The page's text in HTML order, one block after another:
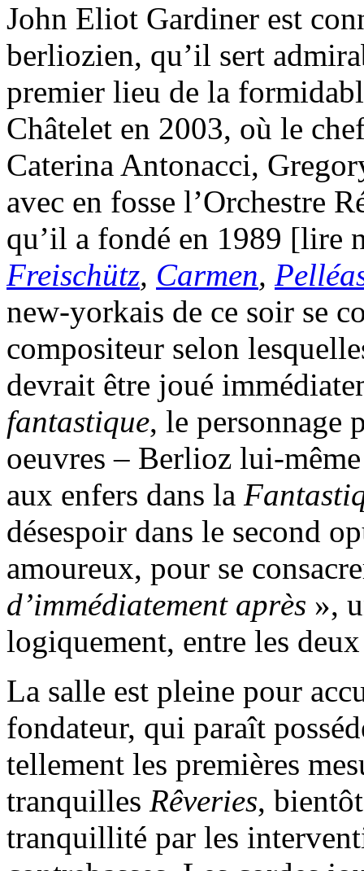
John Eliot Gardiner est
berliozien, qu’il sert
premier lieu de la
Châtelet en 2003, où le
Caterina Antonacci,
avec en fosse l’Orchestre
qu’il a fondé en 1989 [lire
Freischütz, Carmen,
new-yorkais de ce soir se
compositeur selon
devrait être joué
fantastique, le personnage
oeuvres – Berlioz lui-
aux enfers dans la
désespoir dans le second
amoureux, pour se
d’immédiatement après »,
logiquement, entre les
La salle est pleine pour
fondateur, qui paraît
tellement les premières
tranquilles Rêveries,
tranquillité par les